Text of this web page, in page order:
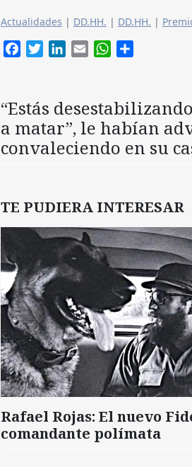
Actualidades | DD.HH. | DD.HH. |
FacebookTwitterLinkedIn
Email WhatsApp
“Estás
a matar”, le habían
convaleciendo en su
TE PUDIERA INTERESAR
Rafael Rojas: El nuevo
comandante polímata